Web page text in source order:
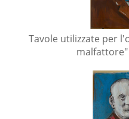
Tavole utilizzate per